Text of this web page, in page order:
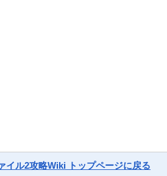
イル2攻略Wiki トップページに戻る